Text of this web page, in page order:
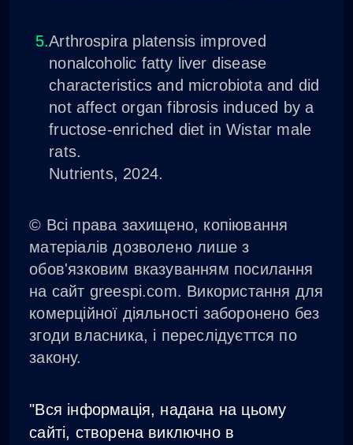
Arthrospira platensis improved
nonalcoholic fatty liver disease
characteristics and microbiota and did
not affect organ fibrosis induced by a
fructose-enriched diet in Wistar male
rats.
Nutrients, 2024.
© Всі права захищено, копіювання
матеріалів дозволено лише з
обов'язковим вказуванням посилання
на сайт greespi.com. Використання для
комерційної діяльності заборонено без
згоди власника, і переслідуєттся по
закону.
"Вся інформація, надана на цьому
сайті, створена виключно в